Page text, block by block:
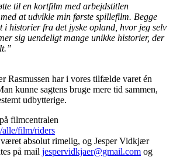
til en kortfilm med arbejdstitlen
at udvikle min første spillefilm. Begge
i historier fra det jyske opland, hvor jeg selv
sig uendeligt mange unikke historier, der
Rasmussen har i vores tilfælde varet én
kunne sagtens bruge mere tid sammen,
udbytterige.
filmcentralen
alle/film/riders
absolut rimelig, og Jesper Vidkjær
på mail jespervidkjaer@gmail.com og